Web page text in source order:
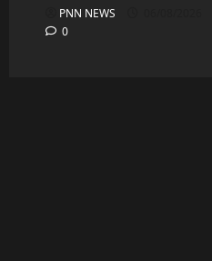
PNN NEWS
0